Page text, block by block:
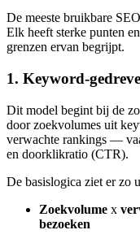
De meeste bruikbare
Elk heeft sterke punten
grenzen ervan begrijpt.
1. Keyword-
Dit model begint bij de
door zoekvolumes uit
verwachte rankings —
en doorklikratio (CTR).
De basislogica ziet er zo
Zoekvolume x
bezoeken